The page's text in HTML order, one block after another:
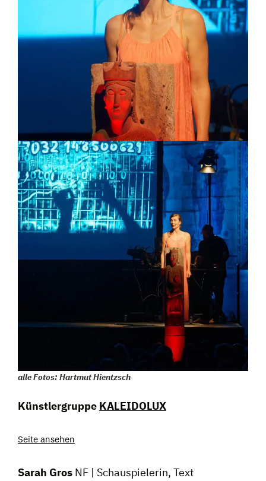
alle Fotos: Hartmut Hientzsch
Künstlergruppe KALEIDOLUX
Seite ansehen
Sarah Gros NF | Schauspielerin, Text